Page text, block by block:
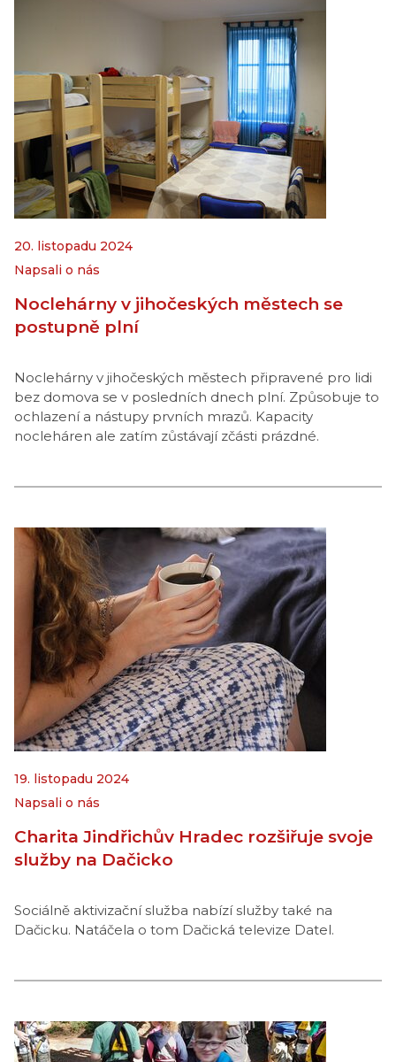
20. listopadu 2024
Napsali o nás
Noclehárny v jihočeských městech se
postupně plní
Noclehárny v jihočeských městech připravené pro lidi
bez domova se v posledních dnech plní. Způsobuje to
ochlazení a nástupy prvních mrazů. Kapacity
nocleháren ale zatím zůstávají zčásti prázdné.
19. listopadu 2024
Napsali o nás
Charita Jindřichův Hradec rozšiřuje svoje
služby na Dačicko
Sociálně aktivizační služba nabízí služby také na
Dačicku. Natáčela o tom Dačická televize Datel.